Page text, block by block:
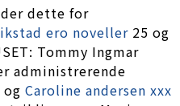
dette for
ero noveller 25 og
Tommy Ingmar
administrerende
Caroline andersen xxx